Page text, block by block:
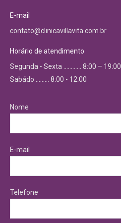
E-mail
contato@clinicavillavita.com.br
Horário de atendimento
Segunda - Sexta ………… 8:00 – 19:00
Sabádo ……… 8:00 - 12:00
Nome
E-mail
Telefone